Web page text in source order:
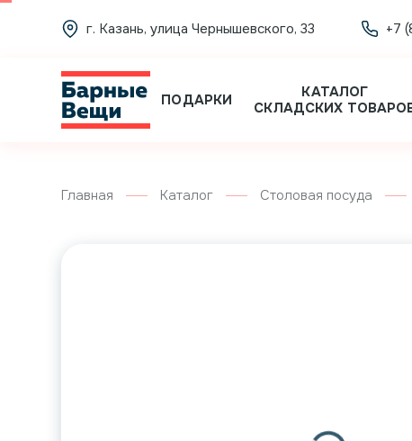
г. Казань, улица Чернышевского, 33 +7
ПОДАРКИ
КАТАЛОГ
СКЛАДСКИХ
Главная Каталог Столовая посуда